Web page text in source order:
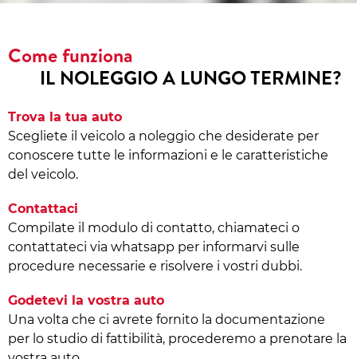
Come funziona
IL NOLEGGIO A LUNGO TERMINE?
Trova la tua auto
Scegliete il veicolo a noleggio che desiderate per
conoscere tutte le informazioni e le caratteristiche
del veicolo.
Contattaci
Compilate il modulo di contatto, chiamateci o
contattateci via whatsapp per informarvi sulle
procedure necessarie e risolvere i vostri dubbi.
Godetevi la vostra auto
Una volta che ci avrete fornito la documentazione
per lo studio di fattibilità, procederemo a prenotare la